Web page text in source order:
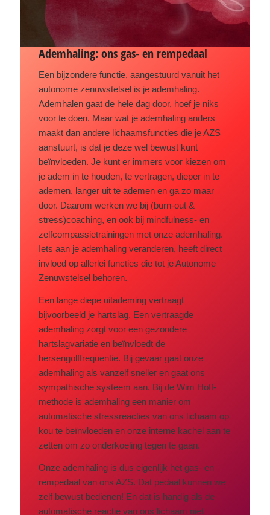
Ademhaling: ons gas- en rempedaal
Een bijzondere functie, aangestuurd vanuit het
autonome zenuwstelsel is je ademhaling.
Ademhalen gaat de hele dag door, hoef je niks
voor te doen. Maar wat je ademhaling anders
maakt dan andere lichaamsfuncties die je AZS
aanstuurt, is dat je deze wel bewust kunt
beïnvloeden. Je kunt er immers voor kiezen om
je adem in te houden, te vertragen, dieper in te
ademen, langer uit te ademen en ga zo maar
door. Daarom werken we bij (burn-out &
stress)coaching, en ook bij mindfulness- en
zelfcompassietrainingen met onze ademhaling.
Iets aan je ademhaling veranderen, heeft direct
invloed op allerlei functies die tot je Autonome
Zenuwstelsel behoren.
Een lange diepe uitademing vertraagt
bijvoorbeeld je hartslag. Een vertraagde
ademhaling zorgt voor een gezondere
hartslagvariatie en beïnvloedt de
hersengolffrequentie. Bij gevaar gaat onze
ademhaling als vanzelf sneller en gaat ons
sympathische systeem aan. Bij de Wim Hoff-
methode is ademhaling een manier om
automatische stressreacties van ons lichaam op
kou te beïnvloeden en onze interne kachel aan te
zetten om zo onderkoeling tegen te gaan.
Onze ademhaling is dus eigenlijk het gas- en
rempedaal van ons AZS. Dat pedaal kunnen we
zelf bewust bedienen! En dat is handig als de
automatische reactie van ons lichaam niet